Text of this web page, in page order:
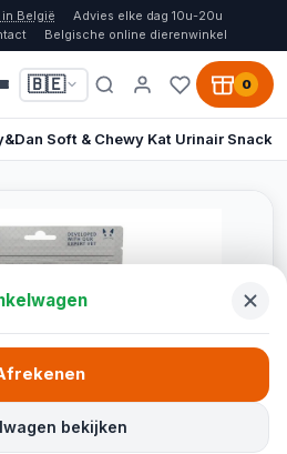
België
Advies elke dag 10u-20u
Belgische online dierenwinkel
🇧🇪 0
Soft & Chewy Kat Urinair Snack
bekijken